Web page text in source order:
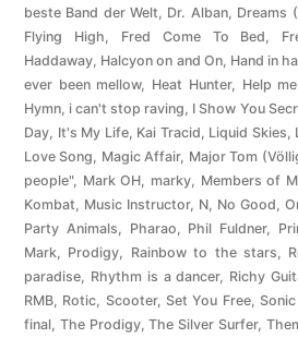
beste Band der Welt
Dr. Alban, Dreams
Flying High
Fred Come To Bed
Haddaway Halcyon on and On, Hand in
ever been mellow, Heat Hunter, Help
Hymn i can't stop raving I Show You
Day It's My Life, Kai Tracid Liquid Skies
Love Song
Magic Affair, Major Tom
people"
Mark OH marky Members of
Kombat
Music Instructor, N No Good
Party Animals
Pharao Phil Fuldner,
Mark
Prodigy Rainbow to the stars
paradise
Rhythm is a dancer, Richy
RMB Rotic Scooter, Set You Free,
final The Prodigy,The Silver Surfer,